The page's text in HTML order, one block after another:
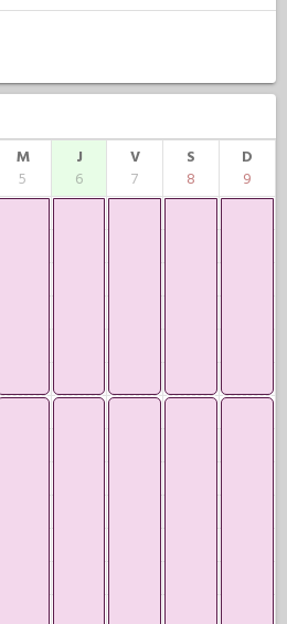
M
5
J
6
V
7
S
8
D
9